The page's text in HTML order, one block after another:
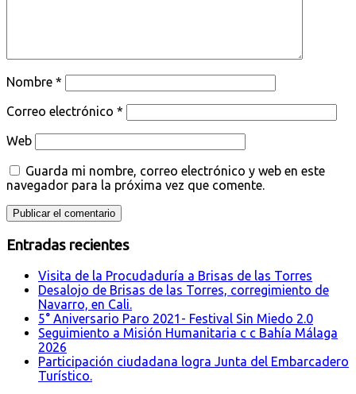
Nombre *
Correo electrónico *
Web
Guarda mi nombre, correo electrónico y web en este
navegador para la próxima vez que comente.
Entradas recientes
Visita de la Procudaduría a Brisas de las Torres
Desalojo de Brisas de las Torres, corregimiento de
Navarro, en Cali.
5° Aniversario Paro 2021- Festival Sin Miedo 2.0
Seguimiento a Misión Humanitaria c c Bahía Málaga
2026
Participación ciudadana logra Junta del Embarcadero
Turístico.